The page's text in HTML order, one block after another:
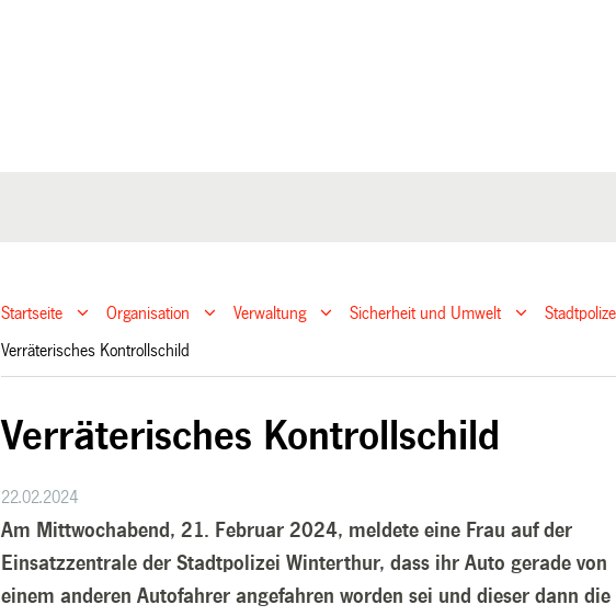
Startseite Organisation Verwaltung Sicherheit und Umwelt
Verräterisches Kontrollschild
Verräterisches Kontrollschild
22.02.2024
Am Mittwochabend, 21. Februar 2024, meldete eine Frau auf der
Einsatzzentrale der Stadtpolizei Winterthur, dass ihr Auto gerade von
einem anderen Autofahrer angefahren worden sei und dieser dann die